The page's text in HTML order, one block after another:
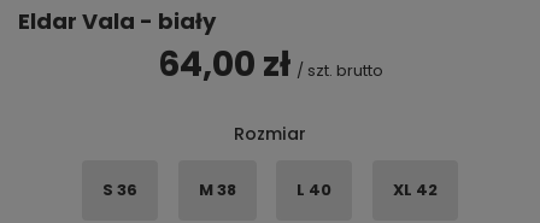
Eldar Vala - biały
64,00 zł / szt. brutto
Rozmiar
S 36 M 38 L 40 XL 42